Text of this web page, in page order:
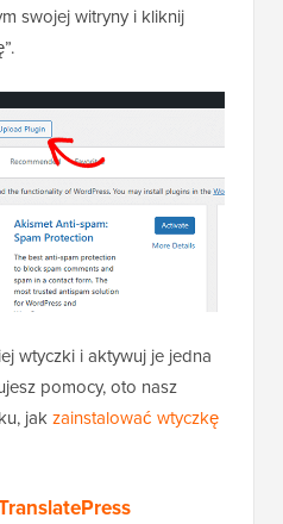
swojej witryny i kliknij
wtyczki i aktywuj je jedna
pomocy, oto nasz
jakzainstalować wtyczkę